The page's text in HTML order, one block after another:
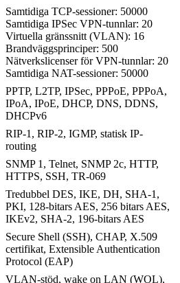
Samtidiga TCP-sessioner: 50000
Samtidiga IPSec VPN-tunnlar: 20
Virtuella gränssnitt (VLAN): 16
Brandväggsprinciper: 500
Nätverkslicenser för VPN-tunnlar: 20
Samtidiga NAT-sessioner: 50000
PPTP, L2TP, IPSec, PPPoE, PPPoA,
IPoA, IPoE, DHCP, DNS, DDNS,
DHCPv6
RIP-1, RIP-2, IGMP, statisk IP-
routing
SNMP 1, Telnet, SNMP 2c, HTTP,
HTTPS, SSH, TR-069
Tredubbel DES, IKE, DH, SHA-1,
PKI, 128-bitars AES, 256 bitars AES,
IKEv2, SHA-2, 196-bitars AES
Secure Shell (SSH), CHAP, X.509
certifikat, Extensible Authentication
Protocol (EAP)
VLAN-stöd, wake on LAN (WOL),